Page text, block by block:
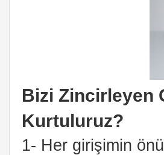
Bizi Zincirleyen
Kurtuluruz?
1- Her girişimin